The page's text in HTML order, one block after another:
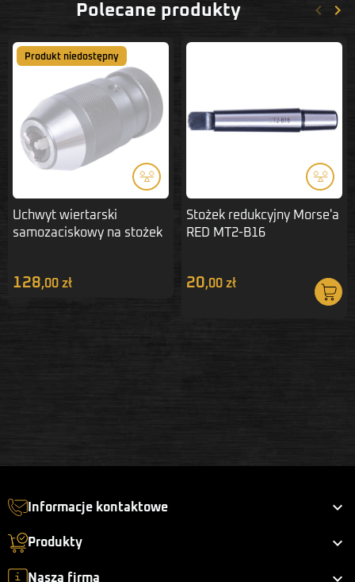
Polecane produkty keyboard_arrow_left keyboard_arrow_right
Produkt niedostępny
Uchwyt wiertarski
samozaciskowy na stożek
128,00 zł
Stożek redukcyjny Morse'a
RED MT2-B16
20,00 zł
Informacje kontaktowe 
Produkty 
Nasza firma